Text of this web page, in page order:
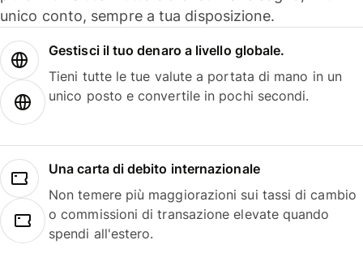
unico conto, sempre a tua disposizione.
Gestisci il tuo denaro a livello globale.
Tieni tutte le tue valute a portata di mano in un
unico posto e convertile in pochi secondi.
Una carta di debito internazionale
Non temere più maggiorazioni sui tassi di cambio
o commissioni di transazione elevate quando
spendi all'estero.